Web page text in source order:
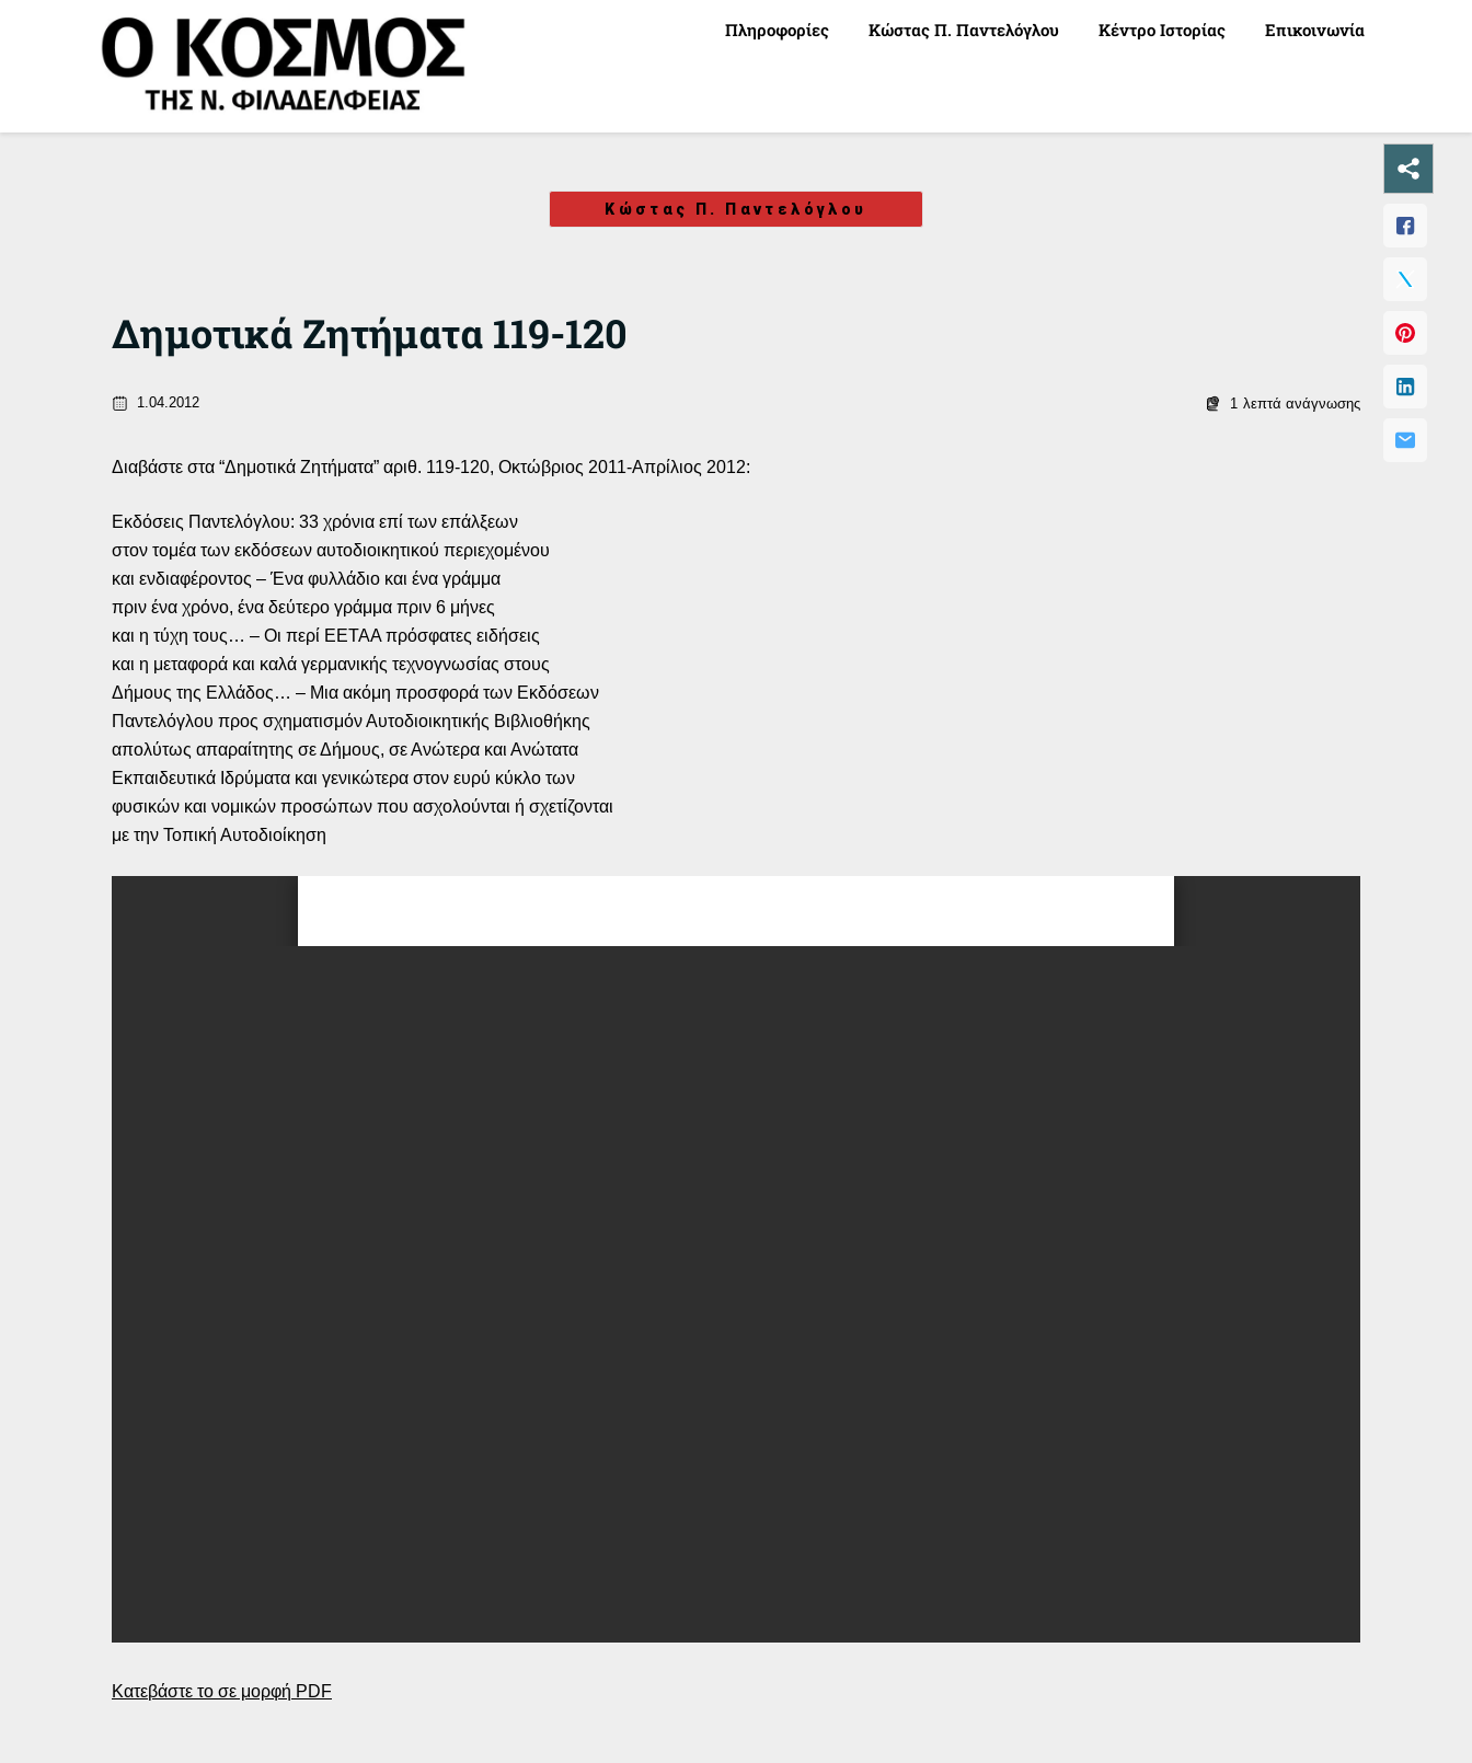
Πληροφορίες Κώστας Π. Παντελόγλου Κέντρο Ιστορίας Επικοινωνία
Κώστας Π. Παντελόγλου
Δημοτικά Ζητήματα 119-120
1.04.2012 1 λεπτά ανάγνωσης
Διαβάστε στα “Δημοτικά Ζητήματα” αριθ. 119-120, Οκτώβριος 2011-Απρίλιος 2012:
Εκδόσεις Παντελόγλου: 33 χρόνια επί των επάλξεων
στον τομέα των εκδόσεων αυτοδιοικητικού περιεχομένου
και ενδιαφέροντος – Ένα φυλλάδιο και ένα γράμμα
πριν ένα χρόνο, ένα δεύτερο γράμμα πριν 6 μήνες
και η τύχη τους… – Οι περί ΕΕΤΑΑ πρόσφατες ειδήσεις
και η μεταφορά και καλά γερμανικής τεχνογνωσίας στους
Δήμους της Ελλάδος… – Μια ακόμη προσφορά των Εκδόσεων
Παντελόγλου προς σχηματισμόν Αυτοδιοικητικής Βιβλιοθήκης
απολύτως απαραίτητης σε Δήμους, σε Ανώτερα και Ανώτατα
Εκπαιδευτικά Ιδρύματα και γενικώτερα στον ευρύ κύκλο των
φυσικών και νομικών προσώπων που ασχολούνται ή σχετίζονται
με την Τοπική Αυτοδιοίκηση
Κατεβάστε το σε μορφή PDF